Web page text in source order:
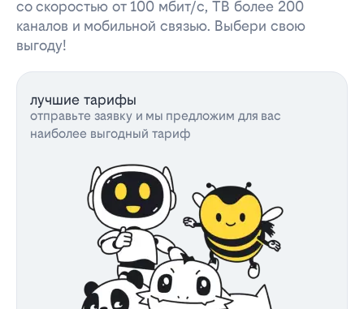
со скоростью от 100 мбит/с, ТВ более 200
каналов и мобильной связью. Выбери свою
выгоду!
лучшие тарифы
отправьте заявку и мы предложим для вас
наиболее выгодный тариф